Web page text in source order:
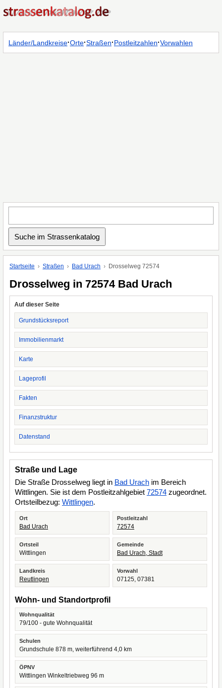
Länder/Landkreise·Orte·Straßen·Postleitzahlen·Vorwahlen
Startseite Straßen Bad Urach Drosselweg 72574
Drosselweg in 72574 Bad Urach
Auf dieser Seite
Grundstücksreport
Immobilienmarkt
Karte
Lageprofil
Fakten
Finanzstruktur
Datenstand
Straße und Lage
Die Straße Drosselweg liegt in Bad Urach im Bereich
Wittlingen. Sie ist dem Postleitzahlgebiet 72574 zugeordnet.
Ortsteilbezug: Wittlingen.
Ort
Bad Urach
Postleitzahl
72574
Ortsteil
Wittlingen
Gemeinde
Bad Urach, Stadt
Landkreis
Reutlingen
Vorwahl
07125, 07381
Wohn- und Standortprofil
Wohnqualität
79/100 - gute Wohnqualität
Schulen
Grundschule 878 m, weiterführend 4,0 km
ÖPNV
Wittlingen Winkeltriebweg 96 m